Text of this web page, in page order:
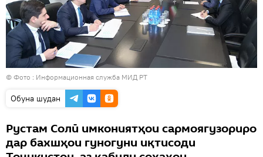
© Фото : Информационная служба МИД РТ
Обуна шудан
Рустам Солӣ имкониятҳои сармоягузориро
дар бахшҳои гуногуни иқтисоди